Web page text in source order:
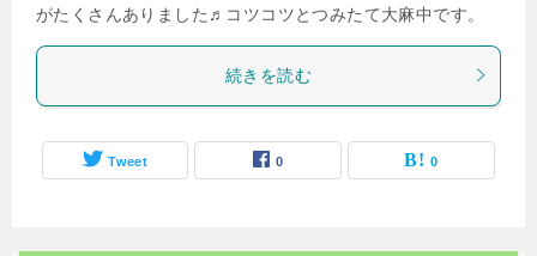
がたくさんありました♬コツコツとつみたて大麻中です。
続きを読む
Tweet 0 0